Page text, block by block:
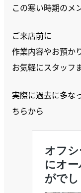
この寒い時期のメ
ご来店前に
作業内容やお預か
お気軽にスタッフ
実際に過去に多な
ちらから